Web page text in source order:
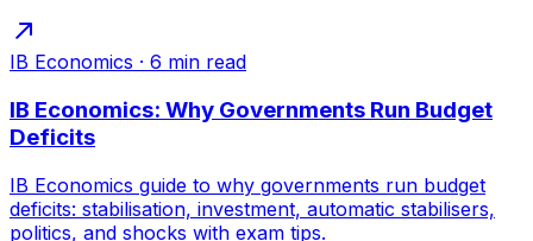
IB Economics · 6 min read
IB Economics: Why Governments Run Budget
Deficits
IB Economics guide to why governments run budget
deficits: stabilisation, investment, automatic stabilisers,
politics, and shocks with exam tips.